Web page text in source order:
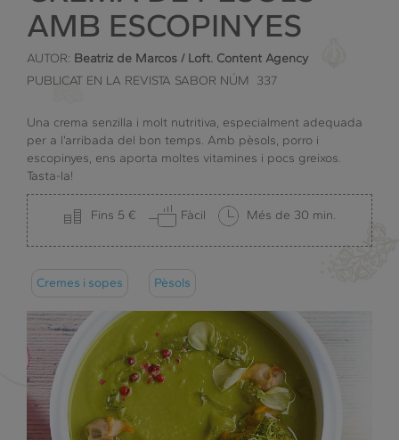
AMB ESCOPINYES
AUTOR: Beatriz de Marcos / Loft. Content Agency
PUBLICAT EN LA REVISTA SABOR NÚM 337
Una crema senzilla i molt nutritiva, especialment adequada
per a l’arribada del bon temps. Amb pèsols, porro i
escopinyes, ens aporta moltes vitamines i pocs greixos.
Tasta-la!
Fins 5 € Fàcil Més de 30 min.
Cremes i sopes Pèsols